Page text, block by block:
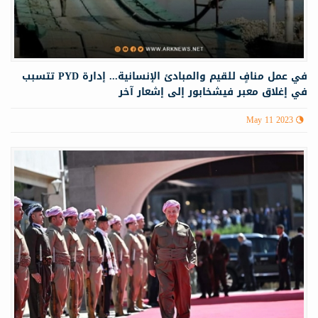
في عمل منافٍ للقيم والمبادئ الإنسانية... إدارة PYD تتسبب
في إغلاق معبر فيشخابور إلى إشعار آخر
May 11 2023